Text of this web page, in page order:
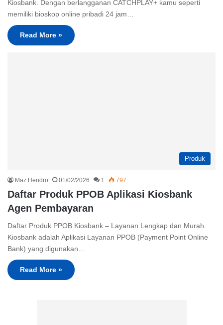
Kiosbank. Dengan berlangganan CATCHPLAY+ kamu seperti
memiliki bioskop online pribadi 24 jam…
Read More »
Produk
Maz Hendro 01/02/2026 1 797
Daftar Produk PPOB Aplikasi Kiosbank
Agen Pembayaran
Daftar Produk PPOB Kiosbank – Layanan Lengkap dan Murah.
Kiosbank adalah Aplikasi Layanan PPOB (Payment Point Online
Bank) yang digunakan…
Read More »